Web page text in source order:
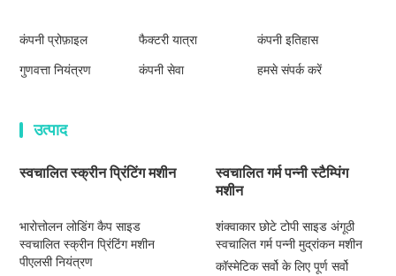
कंपनी प्रोफ़ाइल फैक्टरी यात्रा कंपनी इतिहास
गुणवत्ता नियंत्रण कंपनी सेवा हमसे संपर्क करें
उत्पाद
स्वचालित स्क्रीन प्रिंटिंग मशीन
भारोत्तोलन लोडिंग कैप साइड
स्वचालित स्क्रीन प्रिंटिंग मशीन
पीएलसी नियंत्रण
स्वचालित गर्म पन्नी स्टैम्पिंग
मशीन
शंक्वाकार छोटे टोपी साइड अंगूठी
स्वचालित गर्म पन्नी मुद्रांकन मशीन
कॉस्मेटिक सर्वो के लिए पूर्ण सर्वो